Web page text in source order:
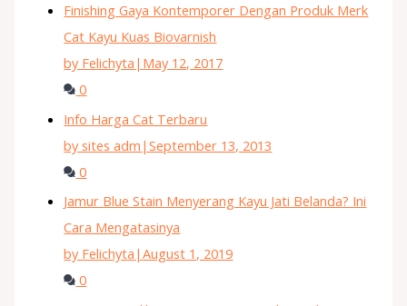
Finishing Gaya Kontemporer Dengan Produk Merk
Cat Kayu Kuas Biovarnish
by Felichyta | May 12, 2017
0
Info Harga Cat Terbaru
by sites adm |September 13, 2013
0
Jamur Blue Stain Menyerang Kayu Jati Belanda? Ini
Cara Mengatasinya
by Felichyta |August 1, 2019
0